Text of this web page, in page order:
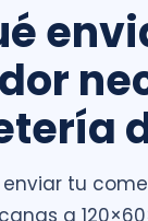
enviar tu
a